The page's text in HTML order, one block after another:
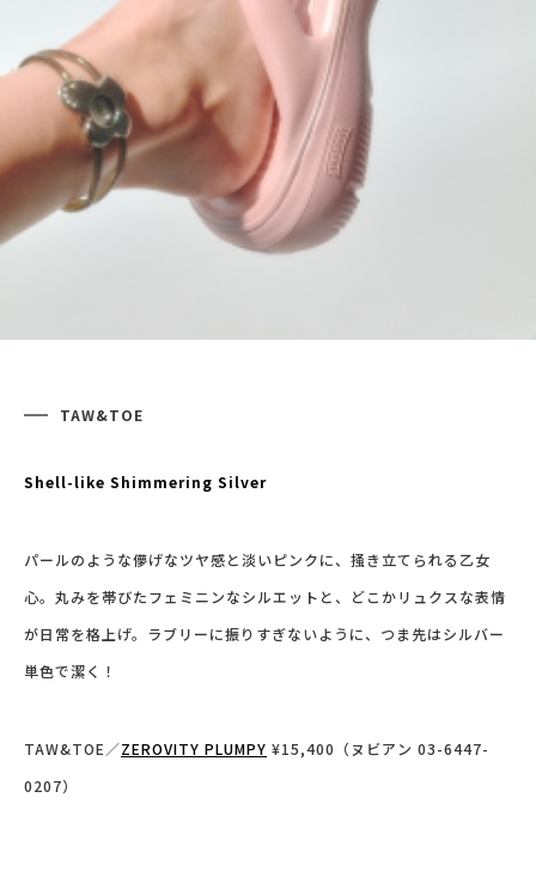
TAW&TOE
Shell-like Shimmering Silver
パールのような儚げなツヤ感と淡いピンクに、掻き立てられる乙女
心。丸みを帯びたフェミニンなシルエットと、どこかリュクスな表情
が日常を格上げ。ラブリーに振りすぎないように、つま先はシルバー
単色で潔く！
TAW&TOE／ZEROVITY PLUMPY ¥15,400（ヌビアン 03-6447-
0207）